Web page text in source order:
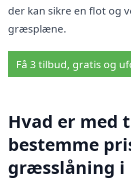
der kan sikre en flot og
græsplæne.
Få 3 tilbud, gratis og
Hvad er med
bestemme
græsslåning i